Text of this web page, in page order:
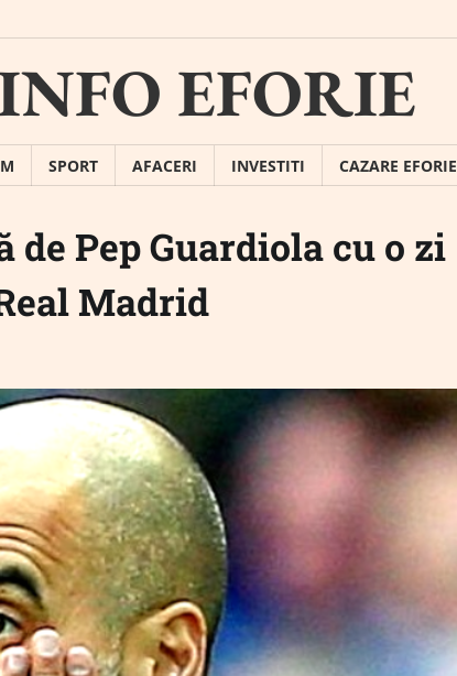
EFORIE
SPORT AFACERI INVESTITI CAZARE EFORIE
Pep Guardiola cu o zi
Madrid